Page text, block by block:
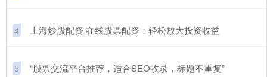
4 ​上海炒股配资 在线股票配资：轻松放大投资收益
5 ​“股票交流平台推荐，适合SEO收录，标题不重复”